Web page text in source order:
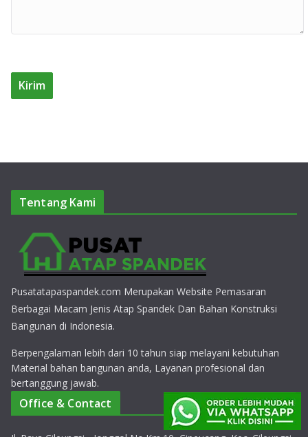
Tentang Kami
Pusatatapaspandek.com Merupakan Website Pemasaran
Berbagai Macam Jenis Atap Spandek Dan Bahan Konstruksi
Bangunan di Indonesia.
Berpengalaman lebih dari 10 tahun siap melayani kebutuhan
Material bahan bangunan anda, Layanan profesional dan
bertanggung jawab.
Office & Contact